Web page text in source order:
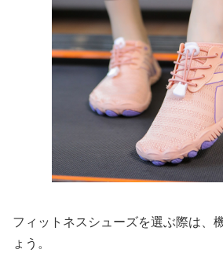
フィットネスシューズを選ぶ際は、
ょう。